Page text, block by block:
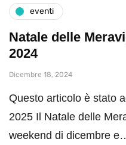
eventi
Natale delle
2024
Dicembre 18, 2024
Questo articolo è stato
2025 Il Natale delle
weekend di dicembre